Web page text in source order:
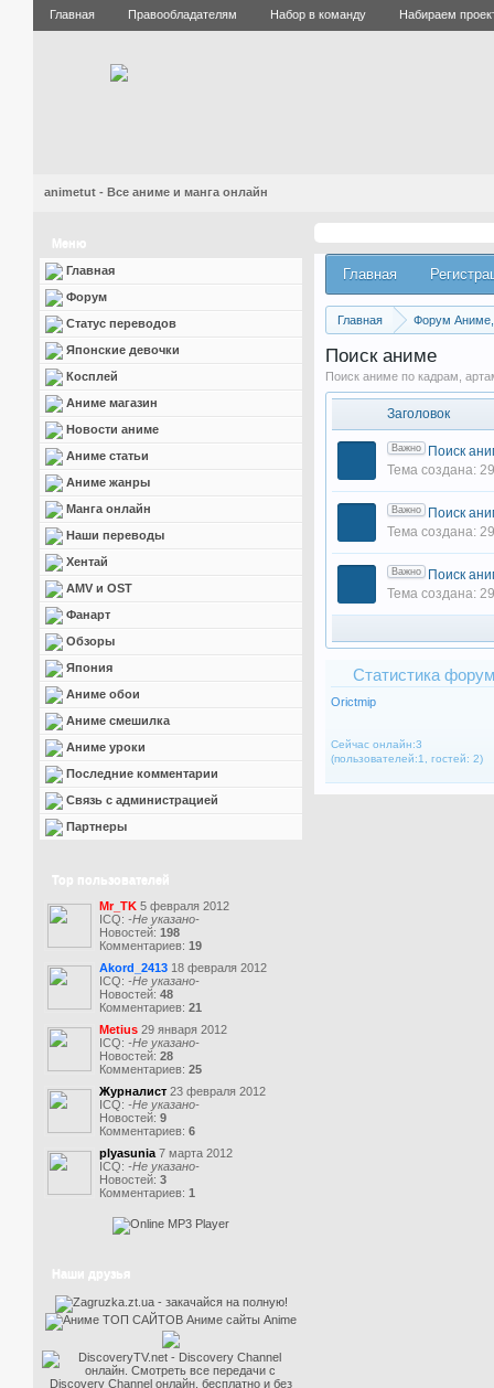
Главная Правообладателям Набор в команду Набираем
animetut - Все аниме и манга онлайн
Меню
Главная
Форум
Статус переводов
Японские девочки
Косплей
Аниме магазин
Новости аниме
Аниме статьи
Аниме жанры
Манга онлайн
Наши переводы
Хентай
AMV и OST
Фанарт
Обзоры
Япония
Аниме обои
Аниме смешилка
Аниме уроки
Последние комментарии
Связь с администрацией
Партнеры
Top пользователей
Mr_TK 5 февраля 2012
ICQ: -Не указано-
Новостей: 198
Комментариев: 19
Akord_2413 18 февраля 2012
ICQ: -Не указано-
Новостей: 48
Комментариев: 21
Metius 29 января 2012
ICQ: -Не указано-
Новостей: 28
Комментариев: 25
Журналист 23 февраля 2012
ICQ: -Не указано-
Новостей: 9
Комментариев: 6
plyasunia 7 марта 2012
ICQ: -Не указано-
Новостей: 3
Комментариев: 1
Наши друзья
Главная
Главная Форум Аниме,
Поиск аниме
Поиск аниме по кадрам,
Заголовок
Важно
Поиск
Тема создана:
Важно
Поиск
Тема создана:
Важно
Поиск
Тема создана:
Статистика
Orictmip
Сейчас онлайн:3
(пользователей:1, гостей: 2)